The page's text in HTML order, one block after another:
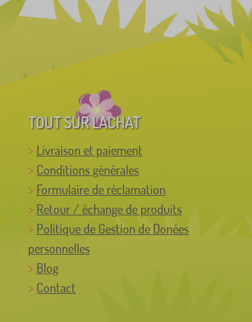
TOUT SUR L'ACHAT
Livraison et paiement
Conditions générales
Formulaire de réclamation
Retour / échange de produits
Politique de Gestion de Donées
personnelles
Blog
Contact